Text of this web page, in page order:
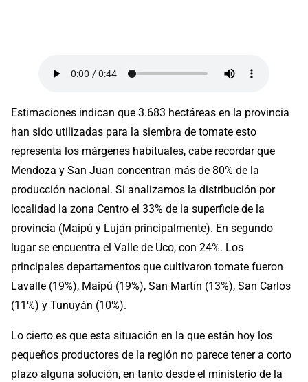
Estimaciones indican que 3.683 hectáreas en la provincia
han sido utilizadas para la siembra de tomate esto
representa los márgenes habituales, cabe recordar que
Mendoza y San Juan concentran más de 80% de la
producción nacional. Si analizamos la distribución por
localidad la zona Centro el 33% de la superficie de la
provincia (Maipú y Luján principalmente). En segundo
lugar se encuentra el Valle de Uco, con 24%. Los
principales departamentos que cultivaron tomate fueron
Lavalle (19%), Maipú (19%), San Martín (13%), San Carlos
(11%) y Tunuyán (10%).
Lo cierto es que esta situación en la que están hoy los
pequeños productores de la región no parece tener a corto
plazo alguna solución, en tanto desde el ministerio de la